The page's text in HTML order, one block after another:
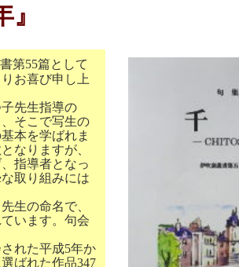
』
第55篇として
お喜び申し上
先生指導の
そこで写生の
本を学ばれま
なりますが、
指導者となっ
取り組みには
生の命名で、
います。句会
れた平成5年か
ばれた作品347